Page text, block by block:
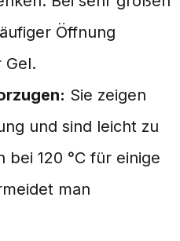
Öffnung
Gel.
Sie zeigen
und sind leicht zu
bei 120 °C für einige
man